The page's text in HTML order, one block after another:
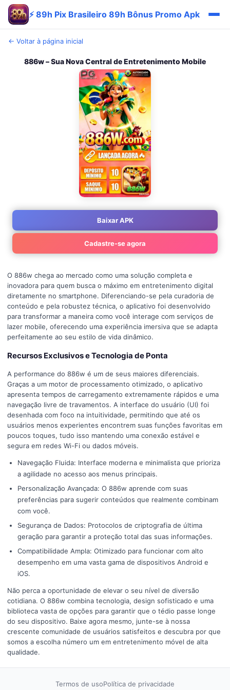
⚡ 89h Pix Brasileiro 89h Bônus Promo Apk
← Voltar à página inicial
886w – Sua Nova Central de Entretenimento Mobile
Baixar APK
Cadastre-se agora
O 886w chega ao mercado como uma solução completa e
inovadora para quem busca o máximo em entretenimento digital
diretamente no smartphone. Diferenciando-se pela curadoria de
conteúdo e pela robustez técnica, o aplicativo foi desenvolvido
para transformar a maneira como você interage com serviços de
lazer mobile, oferecendo uma experiência imersiva que se adapta
perfeitamente ao seu estilo de vida dinâmico.
Recursos Exclusivos e Tecnologia de Ponta
A performance do 886w é um de seus maiores diferenciais.
Graças a um motor de processamento otimizado, o aplicativo
apresenta tempos de carregamento extremamente rápidos e uma
navegação livre de travamentos. A interface do usuário (UI) foi
desenhada com foco na intuitividade, permitindo que até os
usuários menos experientes encontrem suas funções favoritas em
poucos toques, tudo isso mantendo uma conexão estável e
segura em redes Wi-Fi ou dados móveis.
Navegação Fluida: Interface moderna e minimalista que prioriza
a agilidade no acesso aos menus principais.
Personalização Avançada: O 886w aprende com suas
preferências para sugerir conteúdos que realmente combinam
com você.
Segurança de Dados: Protocolos de criptografia de última
geração para garantir a proteção total das suas informações.
Compatibilidade Ampla: Otimizado para funcionar com alto
desempenho em uma vasta gama de dispositivos Android e
iOS.
Não perca a oportunidade de elevar o seu nível de diversão
cotidiana. O 886w combina tecnologia, design sofisticado e uma
biblioteca vasta de opções para garantir que o tédio passe longe
do seu dispositivo. Baixe agora mesmo, junte-se à nossa
crescente comunidade de usuários satisfeitos e descubra por que
somos a escolha número um em entretenimento móvel de alta
qualidade.
Termos de usoPolítica de privacidade